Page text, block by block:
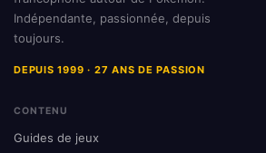
Indépendante, passionnée, depuis
toujours.
DEPUIS 1999 · 27 ANS DE PASSION
CONTENU
Guides de jeux